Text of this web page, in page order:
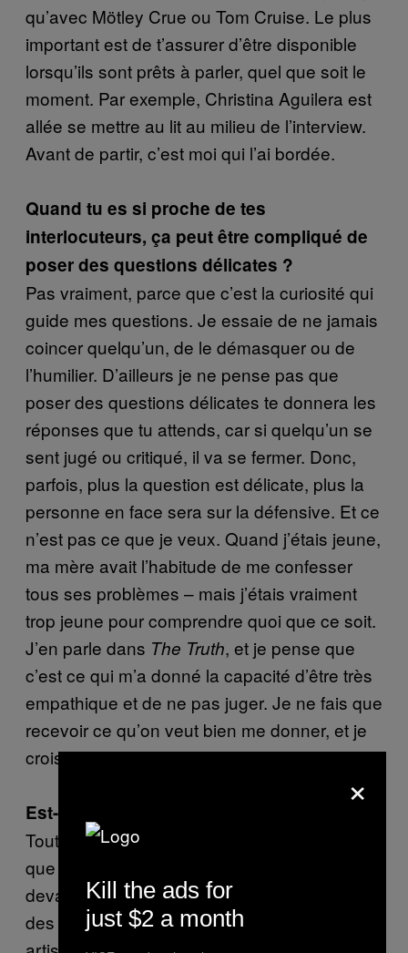
qu’avec Mötley Crue ou Tom Cruise. Le plus
important est de t’assurer d’être disponible
lorsqu’ils sont prêts à parler, quel que soit le
moment. Par exemple, Christina Aguilera est
allée se mettre au lit au milieu de l’interview.
Avant de partir, c’est moi qui l’ai bordée.
Quand tu es si proche de tes
interlocuteurs, ça peut être compliqué de
poser des questions délicates ?
Pas vraiment, parce que c’est la curiosité qui
guide mes questions. Je essaie de ne jamais
coincer quelqu’un, de le démasquer ou de
l’humilier. D’ailleurs je ne pense pas que
poser des questions délicates te donnera les
réponses que tu attends, car si quelqu’un se
sent jugé ou critiqué, il va se fermer. Donc,
parfois, plus la question est délicate, plus la
personne en face sera sur la défensive. Et ce
n’est pas ce que je veux. Quand j’étais jeune,
ma mère avait l’habitude de me confesser
tous ses problèmes – mais j’étais vraiment
trop jeune pour comprendre quoi que ce soit.
J’en parle dans The Truth, et je pense que
c’est ce qui m’a donné la capacité d’être très
empathique et de ne pas juger. Je ne fais que
recevoir ce qu’on veut bien me donner, et je
crois que ça m’aide beaucoup.
Est-ce que tu t’amuses à chaque fois ?
Tout est marrant, en un sens. Mais je crois
que mes missions préférées, c’était quand je
devais aller retrouver des choses perdues ou
des personnes disparues – comme ces
×
Kill the ads for
just $2 a month